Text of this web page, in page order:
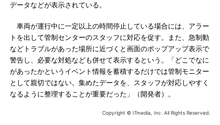
データなどが表示されている。
車両が運行中に一定以上の時間停止している場合には、アラー
トを出して管制センターのスタッフに対応を促す。また、急制動
などトラブルがあった場所に近づくと画面のポップアップ表示で
警告し、必要な対処なども併せて表示するという。「どこでなに
があったかというイベント情報を蓄積するだけでは管制モニター
として親切ではない。集めたデータを、スタッフが対応しやすく
なるように整理することが重要だった」（開発者）。
Copyright © ITmedia, Inc. All Rights Reserved.